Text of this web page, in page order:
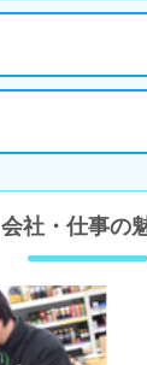
会社・仕事の